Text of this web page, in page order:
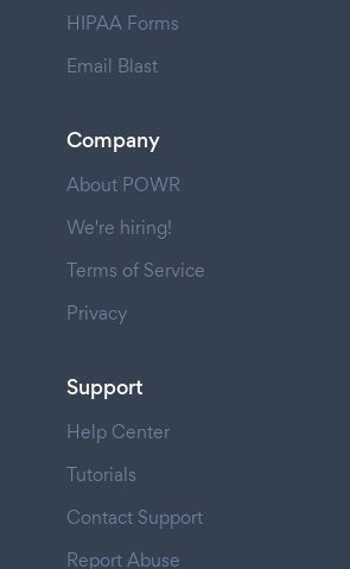
HIPAA Forms
Email Blast
Company
About POWR
We're hiring!
Terms of Service
Privacy
Support
Help Center
Tutorials
Contact Support
Report Abuse